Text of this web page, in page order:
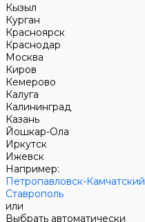
Кызыл
Курган
Красноярск
Краснодар
Москва
Киров
Кемерово
Калуга
Калининград
Казань
Йошкар-Ола
Иркутск
Ижевск
Например:
Петропавловск-Камчатский
Ставрополь
или
Выбрать автоматически